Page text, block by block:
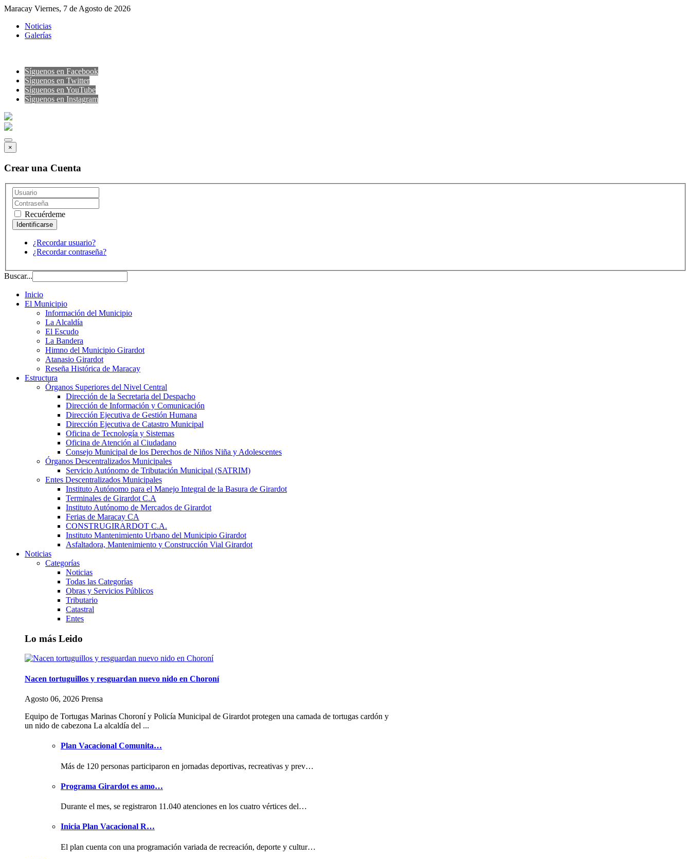
Maracay Viernes, 7 de Agosto de 2026
Noticias
Galerías
Síguenos en Facebook
Síguenos en Twitter
Síguenos en YouTube
Sìguenos en Instagram
×
Crear una Cuenta
Recuérdeme
¿Recordar usuario?
¿Recordar contraseña?
Buscar...
Inicio
El Municipio
Información del Municipio
La Alcaldía
El Escudo
La Bandera
Himno del Municipio Girardot
Atanasio Girardot
Reseña Histórica de Maracay
Estructura
Órganos Superiores del Nivel Central
Dirección de la Secretaria del Despacho
Dirección de Información y Comunicación
Dirección Ejecutiva de Gestión Humana
Dirección Ejecutiva de Catastro Municipal
Oficina de Tecnología y Sistemas
Oficina de Atención al Ciudadano
Consejo Municipal de los Derechos de Niños Niña y Adolescentes
Órganos Descentralizados Municipales
Servicio Autónomo de Tributación Municipal (SATRIM)
Entes Descentralizados Municipales
Instituto Autónomo para el Manejo Integral de la Basura de Girardot
Terminales de Girardot C.A
Instituto Autónomo de Mercados de Girardot
Ferias de Maracay CA
CONSTRUGIRARDOT C.A.
Instituto Mantenimiento Urbano del Municipio Girardot
Asfaltadora, Mantenimiento y Construcción Vial Girardot
Noticias
Categorías
Noticias
Todas las Categorías
Obras y Servicios Públicos
Tributario
Catastral
Entes
Lo más Leido
Nacen tortuguillos y resguardan nuevo nido en Choroní
Agosto 06, 2026 Prensa
Equipo de Tortugas Marinas Choroní y Policía Municipal de Girardot protegen una camada de tortugas cardón y
un nido de cabezona La alcaldía del ...
Plan Vacacional Comunita…
Más de 120 personas participaron en jornadas deportivas, recreativas y prev…
Programa Girardot es amo…
Durante el mes, se registraron 11.040 atenciones en los cuatro vértices del…
Inicia Plan Vacacional R…
El plan cuenta con una programación variada de recreación, deporte y cultur…